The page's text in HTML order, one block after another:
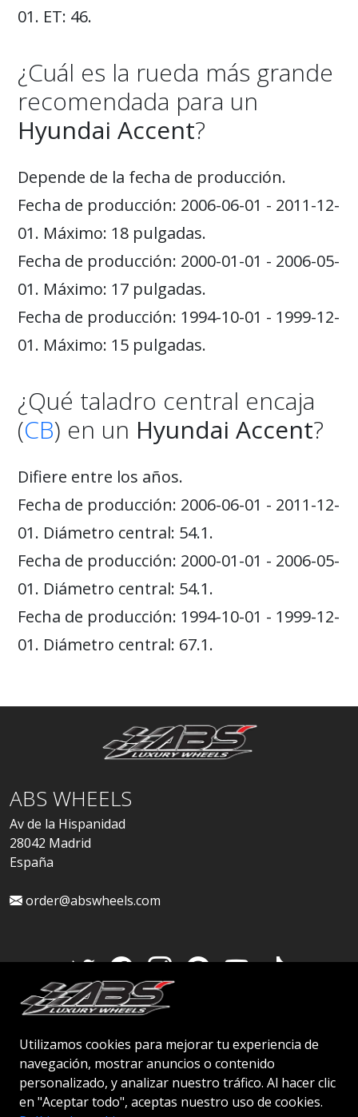
Utilizamos cookies para mejorar tu experiencia de
navegación, mostrar anuncios o contenido
personalizado, y analizar nuestro tráfico. Al hacer clic
en "Aceptar todo", aceptas nuestro uso de cookies.
01. ET: 46.
¿Cuál es la rueda más grande
recomendada para un
Hyundai Accent?
Depende de la fecha de producción.
Fecha de producción: 2006-06-01 - 2011-12-
01. Máximo: 18 pulgadas.
Fecha de producción: 2000-01-01 - 2006-05-
01. Máximo: 17 pulgadas.
Fecha de producción: 1994-10-01 - 1999-12-
01. Máximo: 15 pulgadas.
¿Qué taladro central encaja
(CB) en un Hyundai Accent?
Difiere entre los años.
Fecha de producción: 2006-06-01 - 2011-12-
01. Diámetro central: 54.1.
Fecha de producción: 2000-01-01 - 2006-05-
01. Diámetro central: 54.1.
Fecha de producción: 1994-10-01 - 1999-12-
01. Diámetro central: 67.1.
ABS WHEELS
Av de la Hispanidad
28042 Madrid
España
order@abswheels.com
Cuenta de distribuidor
© 2026 ABS WHEELS - Todos los derechos